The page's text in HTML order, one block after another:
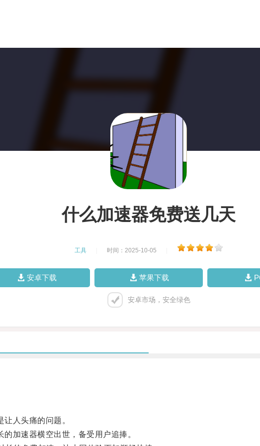
什么加速器免费送几天
工具 时间：2025-10-05
安卓下载 苹果下载
安卓市场，安全绿色
人头痛的问题。
加速器横空出世，备受用户追捧。